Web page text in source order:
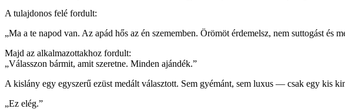
A tulajdonos felé fordult:
„Ma a te napod van. Az apád hős az én szememben. Örömöt érdemelsz, nem suttogást és
Majd az alkalmazottakhoz fordult:
„Válasszon bármit, amit szeretne. Minden ajándék.”
A kislány egy egyszerű ezüst medált választott. Sem gyémánt, sem luxus — csak egy kis
„Ez elég.”